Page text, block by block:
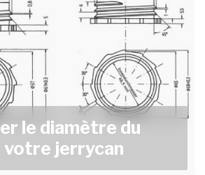
le diamètre du
votre jerrycan